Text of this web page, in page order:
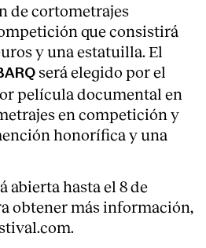
de cortometrajes
que consistirá
y una estatuilla. El
será elegido por el
película documental en
en competición y
honorífica y una
abierta hasta el 8 de
obtener más información,
.